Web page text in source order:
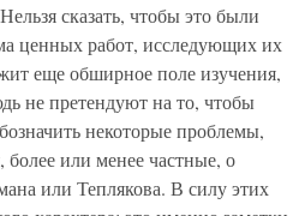
сказать, чтобы это были
ценных работ, исследующих их
еще обширное поле изучения,
не претендуют на то, чтобы
некоторые проблемы,
более или менее частные, о
или Теплякова. В силу этих